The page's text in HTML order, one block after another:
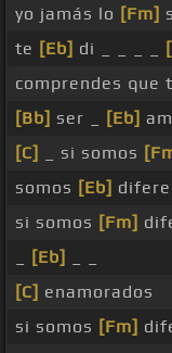
yo jamás lo [Fm]
te [Eb] di _ _ _ _
comprendes que
[Bb] ser _ [Eb]
[C]
_ si somos
somos [Eb]
si somos [Fm]
[Eb]
[C] enamorados
si somos [Fm]